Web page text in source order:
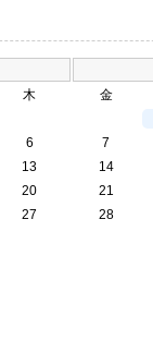
木 金
6 7
13 14
20 21
27 28